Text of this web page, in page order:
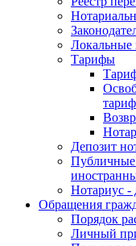
Тарифы
Депозит
Публичные
Нотариус -
Обращения
Порядок
Личный